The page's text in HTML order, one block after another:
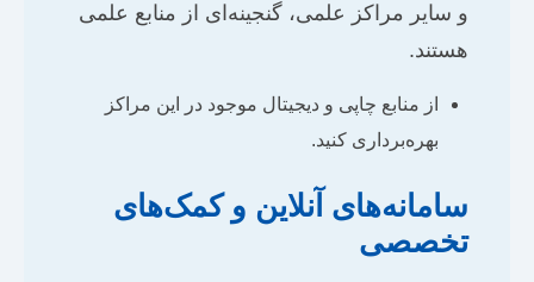
و سایر مراکز علمی، گنجینه‌ای از منابع علمی
هستند.
از منابع چاپی و دیجیتال موجود در این مراکز
بهره‌برداری کنید.
سامانه‌های آنلاین و کمک‌های
تخصصی